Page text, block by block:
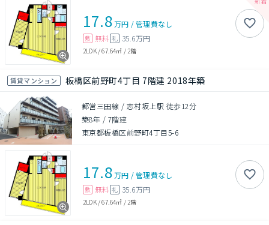
17.8万円 /管理費なし
敷 無料 礼 35.6万円
2LDK/67.64㎡ / 2階
賃貸マンション 板橋区前野町4丁目 7階建 2018年築
都営三田線 / 志村坂上駅 徒歩12分
築8年 / 7階建
東京都板橋区前野町4丁目5-6
17.8万円 /管理費なし
敷 無料 礼 35.6万円
2LDK/67.64㎡ / 2階